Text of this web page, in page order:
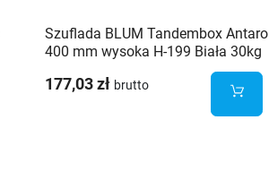
Szuflada BLUM Tandembox Antaro
400 mm wysoka H-199 Biała 30kg
177,03 zł brutto